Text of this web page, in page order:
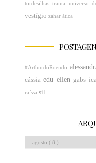
tordesilhas trama universo
vestígio zahar ática
#ArthurdoRoendo
cássia edu ellen gabs
raíssa sil